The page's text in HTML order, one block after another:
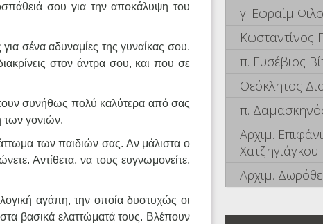
σου για την αποκάλυψη του
σένα αδυναμίες της γυναίκας σου.
στον άντρα σου, και που σε
συνήθως πολύ καλύτερα από σας
των γονιών.
των παιδιών σας. Αν μάλιστα ο
Αντίθετα, να τους ευγνωμονείτε,
αγάπη, την οποία δυστυχώς οι
στα βασικά ελαττώματά τους. Βλέπουν
γ. Εφραίμ
Κωσταντίνος
π. Ευσέβιος
Θεόκλητος
π.
Αρχιμ.
Χατζηγιάγκου
Αρχιμ.